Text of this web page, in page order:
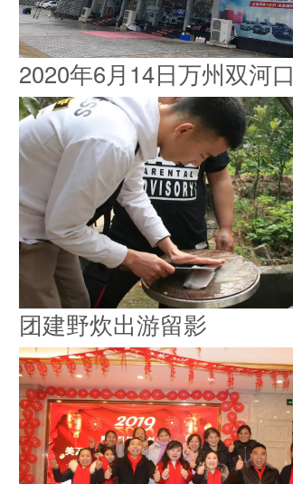
2020年6月14日万州双河口
团建野炊出游留影